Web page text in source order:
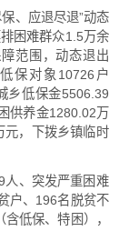
、应退尽退”动态
困难群众1.5万余
范围，动态退出
保对象10726户
乡低保金5506.39
供养金1280.02万
元，下拨乡镇临时
人、突发严重困难
户、196名脱贫不
低保、特困），